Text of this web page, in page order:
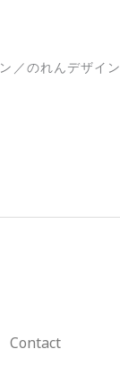
／のれんデザイン
Contact